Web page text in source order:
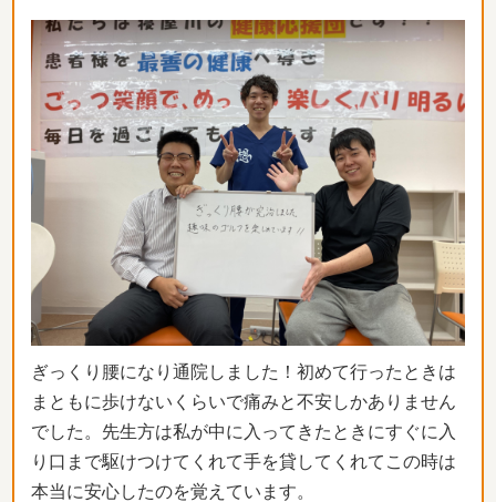
ぎっくり腰になり通院しました！初めて行ったときは
まともに歩けないくらいで痛みと不安しかありません
でした。先生方は私が中に入ってきたときにすぐに入
り口まで駆けつけてくれて手を貸してくれてこの時は
本当に安心したのを覚えています。